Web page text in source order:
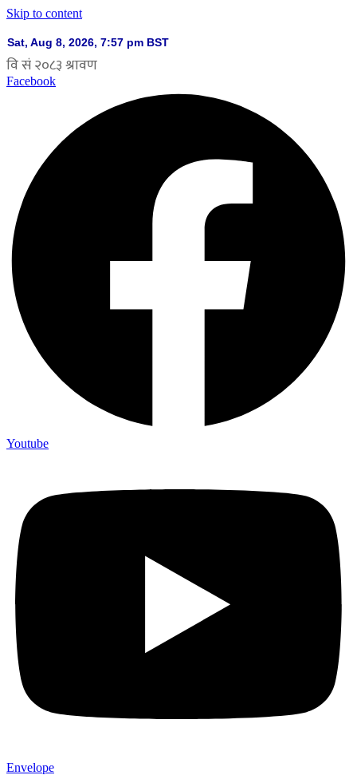
Skip to content
Facebook
Youtube
Envelope